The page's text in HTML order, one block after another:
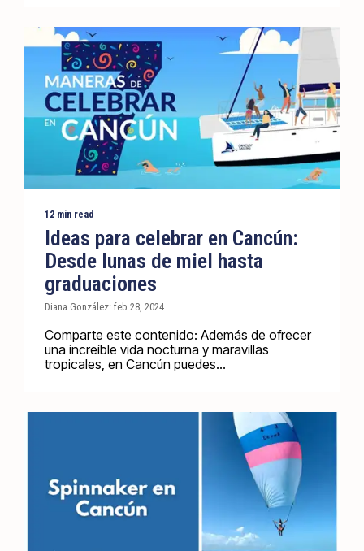
12 min read
Ideas para celebrar en Cancún:
Desde lunas de miel hasta
graduaciones
Diana González: feb 28, 2024
Comparte este contenido: Además de ofrecer
una increíble vida nocturna y maravillas
tropicales, en Cancún puedes...